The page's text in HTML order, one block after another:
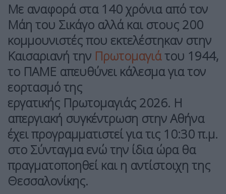
Με αναφορά στα 140 χρόνια από τον
Μάη του Σικάγο αλλά και στους 200
κομμουνιστές που εκτελέστηκαν στην
Καισαριανή την Πρωτομαγιάτου 1944,
το ΠΑΜΕ απευθύνει κάλεσμα για τον
εορτασμό της
εργατικής Πρωτομαγιάς 2026. Η
απεργιακή συγκέντρωση στην Αθήνα
έχει προγραμματιστεί για τις 10:30 π.μ.
στο Σύνταγμα ενώ την ίδια ώρα θα
πραγματοποηθεί και η αντίστοιχη της
Θεσσαλονίκης.